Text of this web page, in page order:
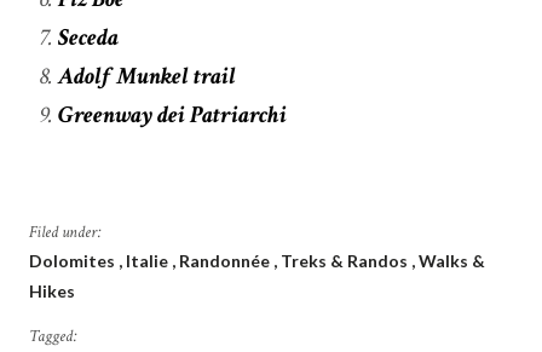
Seceda
Adolf Munkel trail
Greenway dei Patriarchi
Filed under:
Dolomites Italie Randonnée Treks & Randos Walks &
Hikes
Tagged: